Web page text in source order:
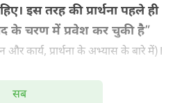
इस तरह की प्रार्थना पहले ही
के चरण में प्रवेश कर चुकी है”
कार्य, प्रार्थना के अभ्यास के बारे में) ।
विभिन्न चुनौतियों और कठिनाइयों
सब